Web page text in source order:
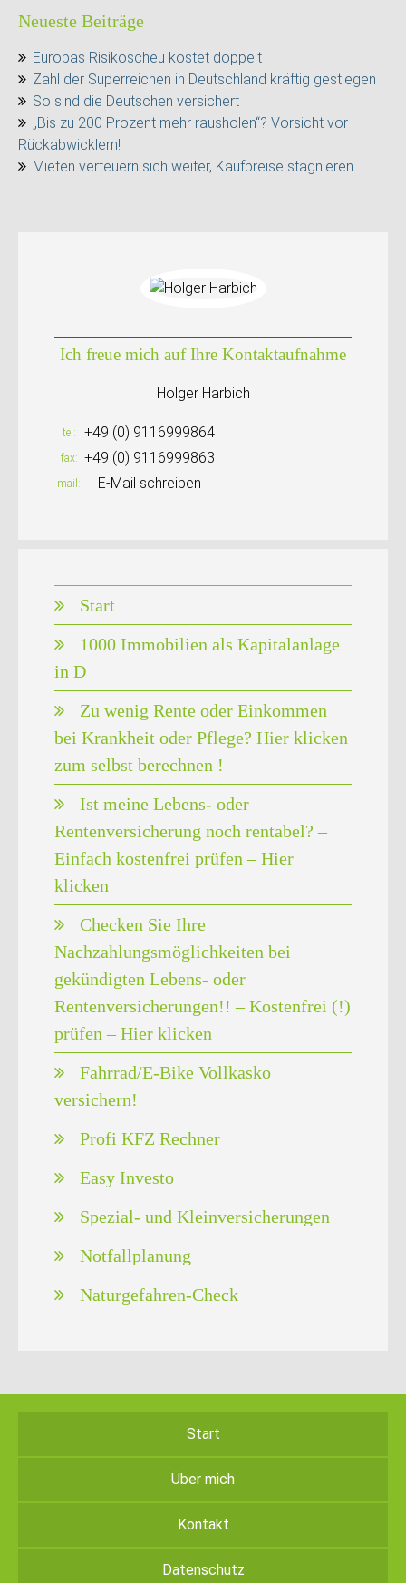
Neueste Beiträge
Europas Risikoscheu kostet doppelt
Zahl der Superreichen in Deutschland kräftig gestiegen
So sind die Deutschen versichert
„Bis zu 200 Prozent mehr rausholen“? Vorsicht vor
Rückabwicklern!
Mieten verteuern sich weiter, Kaufpreise stagnieren
Ich freue mich auf Ihre Kontaktaufnahme
Holger Harbich
tel +49 (0) 9116999864
fax +49 (0) 9116999863
mail E-Mail schreiben
Start
1000 Immobilien als Kapitalanlage
in D
Zu wenig Rente oder Einkommen
bei Krankheit oder Pflege? Hier klicken
zum selbst berechnen !
Ist meine Lebens- oder
Rentenversicherung noch rentabel? –
Einfach kostenfrei prüfen – Hier
klicken
Checken Sie Ihre
Nachzahlungsmöglichkeiten bei
gekündigten Lebens- oder
Rentenversicherungen!! – Kostenfrei (!)
prüfen – Hier klicken
Fahrrad/E-Bike Vollkasko
versichern!
Profi KFZ Rechner
Easy Investo
Spezial- und Kleinversicherungen
Notfallplanung
Naturgefahren-Check
Start
Über mich
Kontakt
Datenschutz